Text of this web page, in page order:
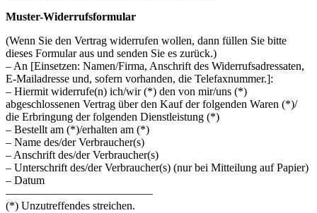
Muster-Widerrufsformular
(Wenn Sie den Vertrag widerrufen wollen, dann füllen Sie bitte
dieses Formular aus und senden Sie es zurück.)
– An [Einsetzen: Namen/Firma, Anschrift des Widerrufsadressaten,
E-Mailadresse und, sofern vorhanden, die Telefaxnummer.]:
– Hiermit widerrufe(n) ich/wir (*) den von mir/uns (*)
abgeschlossenen Vertrag über den Kauf der folgenden Waren (*)/
die Erbringung der folgenden Dienstleistung (*)
– Bestellt am (*)/erhalten am (*)
– Name des/der Verbraucher(s)
– Anschrift des/der Verbraucher(s)
– Unterschrift des/der Verbraucher(s) (nur bei Mitteilung auf Papier)
– Datum
—————————————
(*) Unzutreffendes streichen.